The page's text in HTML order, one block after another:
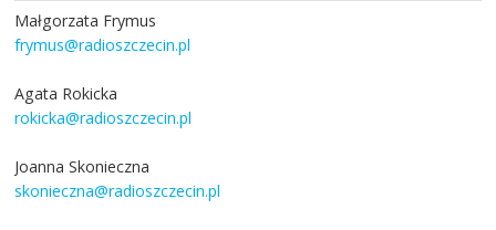
Małgorzata Frymus
frymus@radioszczecin.pl
Agata Rokicka
rokicka@radioszczecin.pl
Joanna Skonieczna
skonieczna@radioszczecin.pl